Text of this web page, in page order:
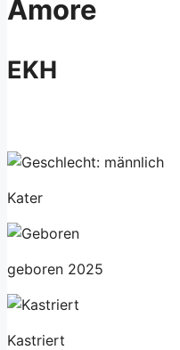
Amore
EKH
Kater
geboren 2025
Kastriert